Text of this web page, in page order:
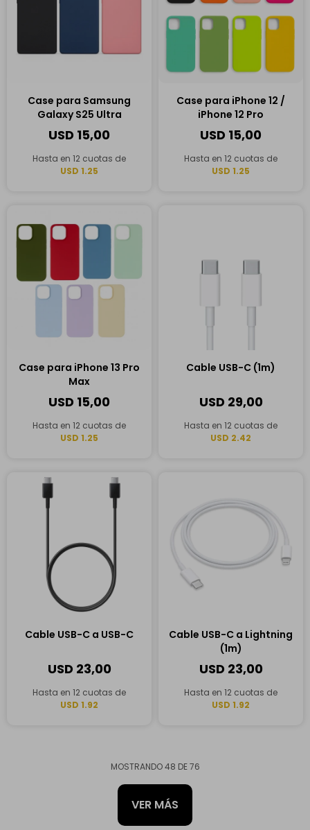
Case para Samsung
Galaxy S25 Ultra
USD 15,00
Hasta en 12 cuotas de
USD 1.25
Case para iPhone 12 /
iPhone 12 Pro
USD 15,00
Hasta en 12 cuotas de
USD 1.25
Case para iPhone 13 Pro
Max
USD 15,00
Hasta en 12 cuotas de
USD 1.25
Cable USB-C (1m)
USD 29,00
Hasta en 12 cuotas de
USD 2.42
Cable USB-C a USB-C
USD 23,00
Hasta en 12 cuotas de
USD 1.92
Cable USB-C a Lightning
(1m)
USD 23,00
Hasta en 12 cuotas de
USD 1.92
MOSTRANDO48 DE76
VER MÁS